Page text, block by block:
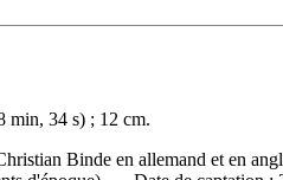
34 s) ; 12 cm.
Binde en allemand et en